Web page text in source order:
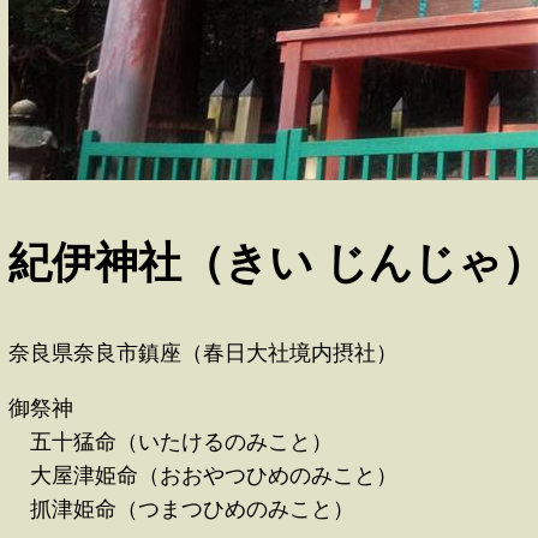
紀伊神社（きい じんじゃ
奈良県奈良市鎮座（春日大社境内摂社）
御祭神
五十猛命（いたけるのみこと）
大屋津姫命（おおやつひめのみこと）
抓津姫命（つまつひめのみこと）